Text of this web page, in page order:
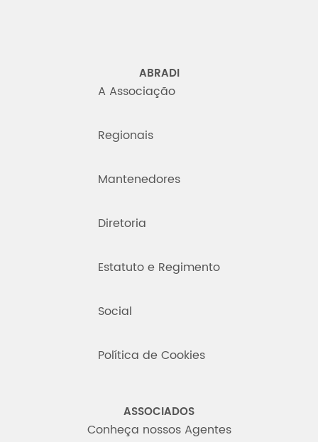
ABRADI
A Associação
Regionais
Mantenedores
Diretoria
Estatuto e Regimento
Social
Política de Cookies
ASSOCIADOS
Conheça nossos Agentes